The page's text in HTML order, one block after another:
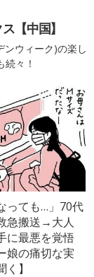
【中国】
ンウィーク)の楽し
々！
っても…」70代
急搬送→大人
に最悪を覚悟
娘の痛切な実
】